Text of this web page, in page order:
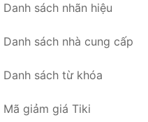
Danh sách nhãn hiệu
Danh sách nhà cung cấp
Danh sách từ khóa
Mã giảm giá Tiki